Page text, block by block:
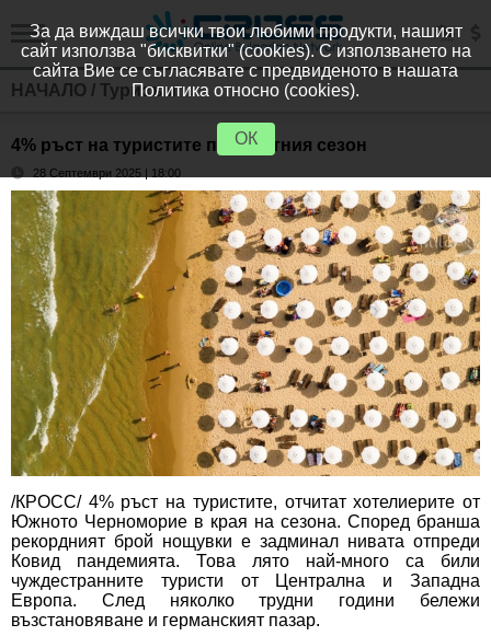
НАЧАЛО / Туризъм
4% ръст на туристите през летния сезон
28 Септември 2025 | 18:00
/КРОСС/ 4% ръст на туристите, отчитат хотелиерите от
Южното Черноморие в края на сезона. Според бранша
рекордният брой нощувки е задминал нивата отпреди
Ковид пандемията. Това лято най-много са били
чуждестранните туристи от Централна и Западна
Европа. След няколко трудни години бележи
възстановяване и германският пазар.
За да виждаш всички твои любими продукти, нашият
сайт използва "бисквитки" (cookies). С използването на
сайта Вие се съгласявате с предвиденото в нашата
Политика относно (cookies).
ОК